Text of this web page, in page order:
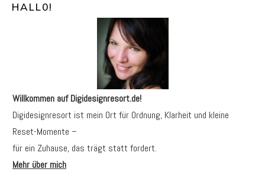
HALL0!
Willkommen auf Digidesignresort.de!
Digidesignresort ist mein Ort für Ordnung, Klarheit und kleine
Reset-Momente –
für ein Zuhause, das trägt statt fordert.
Mehr über mich